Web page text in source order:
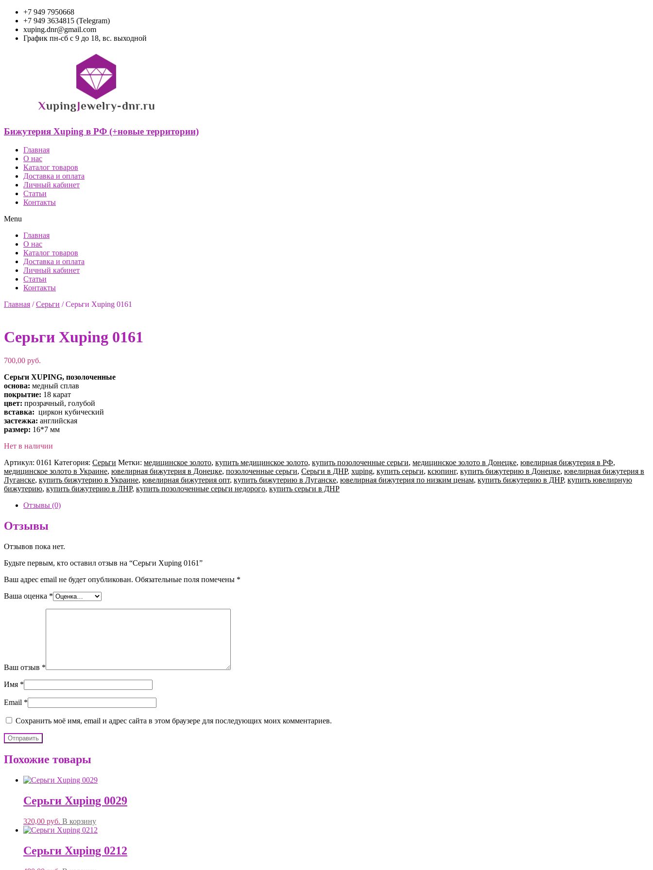
+7 949 7950668
+7 949 3634815 (Telegram)
xuping.dnr@gmail.com
График пн-сб с 9 до 18, вс. выходной
Бижутерия Xuping в РФ (+новые территории)
Главная
О нас
Каталог товаров
Доставка и оплата
Личный кабинет
Статьи
Контакты
Menu
Главная
О нас
Каталог товаров
Доставка и оплата
Личный кабинет
Статьи
Контакты
Главная /Серьги /Серьги Xuping 0161
Серьги Xuping 0161
700,00 руб.
Серьги XUPING, позолоченные
основа: медный сплав
покрытие: 18 карат
цвет: прозрачный, голубой
вставка: циркон кубический
застежка: английская
размер: 16*7 мм
Нет в наличии
Артикул: 0161 Категория: Серьги Метки: медицинское золото, купить медицинское золото, купить позолоченные серьги, медицинское золото в Донецке, ювелирная бижутерия в РФ,
медицинское золото в Украине, ювелирная бижутерия в Донецке, позолоченные серьги, Серьги в ДНР, xuping, купить серьги, ксюпинг, купить бижутерию в Донецке, ювелирная бижутерия в
Луганске, купить бижутерию в Украине, ювелирная бижутерия опт, купить бижутерию в Луганске, ювелирная бижутерия по низким ценам, купить бижутерию в ДНР, купить ювелирную
бижутерию, купить бижутерию в ЛНР, купить позолоченные серьги недорого, купить серьги в ДНР
Отзывы (0)
Отзывы
Отзывов пока нет.
Будьте первым, кто оставил отзыв на “Серьги Xuping 0161”
Ваш адрес email не будет опубликован. Обязательные поля помечены *
Ваша оценка *
Ваш отзыв *
Имя *
Email *
Сохранить моё имя, email и адрес сайта в этом браузере для последующих моих комментариев.
Похожие товары
Серьги Xuping 0029
320,00 руб. В корзину
Серьги Xuping 0212